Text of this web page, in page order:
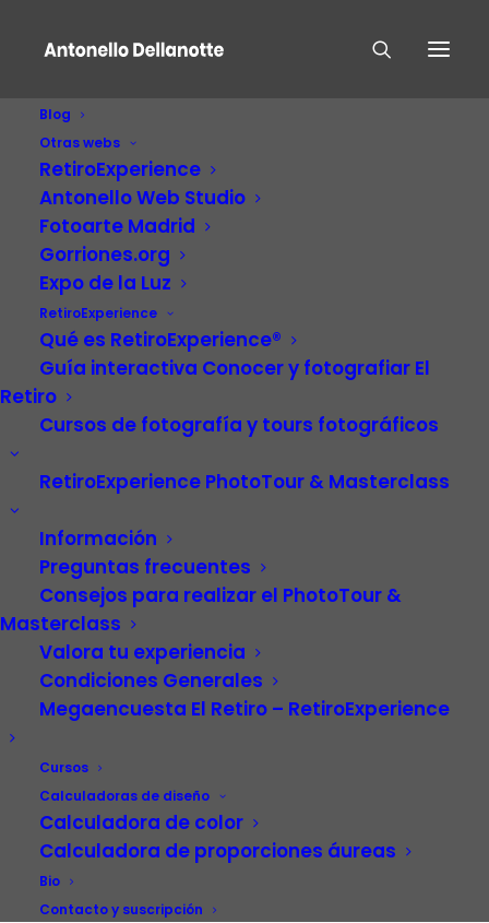
Blog
Otras webs
RetiroExperience
Antonello Web Studio
Fotoarte Madrid
Gorriones.org
Expo de la Luz
RetiroExperience
Qué es RetiroExperience®
Guía interactiva Conocer y fotografiar El
Retiro
Cursos de fotografía y tours fotográficos
RetiroExperience PhotoTour & Masterclass
Información
Preguntas frecuentes
Consejos para realizar el PhotoTour &
Masterclass
Valora tu experiencia
Condiciones Generales
Megaencuesta El Retiro – RetiroExperience
Cursos
Calculadoras de diseño
Calculadora de color
Calculadora de proporciones áureas
Bio
Contacto y suscripción
Artista, Divulgador,
Fotógrafo, Escritor,
Diseñador Y Músico
Carrera profesional
Fotografía
Patrimonio cultural
Paisaje de la Luz
El Retiro – RetiroExperience